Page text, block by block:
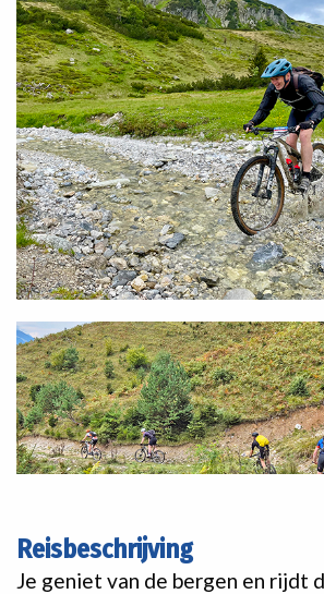
Reisbeschrijving
Je geniet van de bergen en rijdt